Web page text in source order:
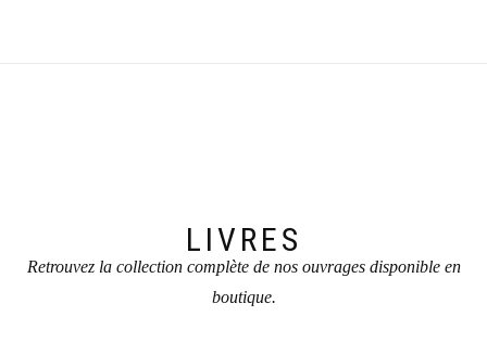
LIVRES
Retrouvez la collection complète de nos ouvrages disponible en
boutique.